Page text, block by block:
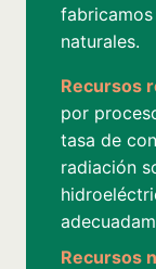
naturales.
Recursos
por
tasa de
radiación
Recursos